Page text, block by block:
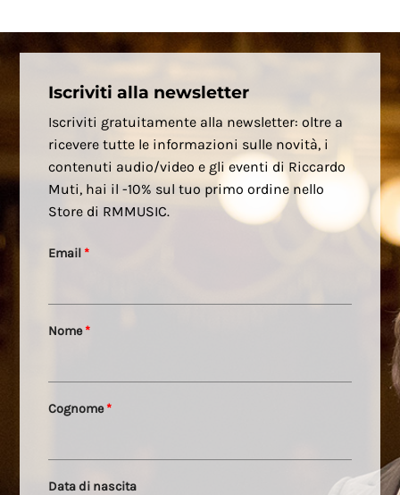
Iscriviti alla newsletter
Iscriviti gratuitamente alla newsletter: oltre a
ricevere tutte le informazioni sulle novità, i
contenuti audio/video e gli eventi di Riccardo
Muti, hai il -10% sul tuo primo ordine nello
Store di RMMUSIC.
Email *
Nome*
Cognome*
Data di nascita